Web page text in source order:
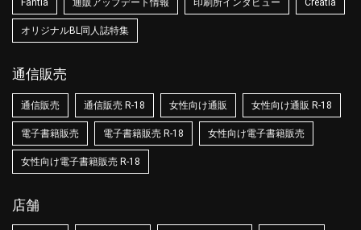
Fantia 通販アップデート情報 印刷所インタビュー Creatia
オリジナルBL同人誌特集
通信販売
通信販売 通信販売 R-18 女性向け通販 女性向け通販 R-18
電子書籍販売 電子書籍販売 R-18 女性向け電子書籍販売
女性向け電子書籍販売 R-18
店舗